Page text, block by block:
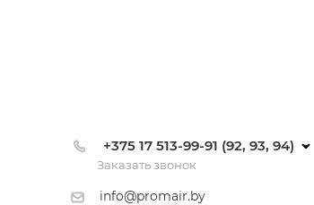
+375 17 513-99-91 (92, 93, 94)
Заказать звонок
info@promair.by